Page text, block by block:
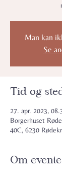
Man kan
Se
Tid og
27. apr. 2023,
Borgerhuset
40C, 6230
Om